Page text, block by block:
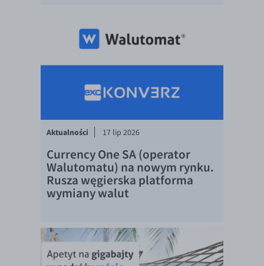
EUR/RON
EUR/ZAR
USD/CHF
GBP/CHF
Aktualności 17 lip 2026
Currency One SA (operator
Walutomatu) na nowym rynku.
Rusza węgierska platforma
wymiany walut